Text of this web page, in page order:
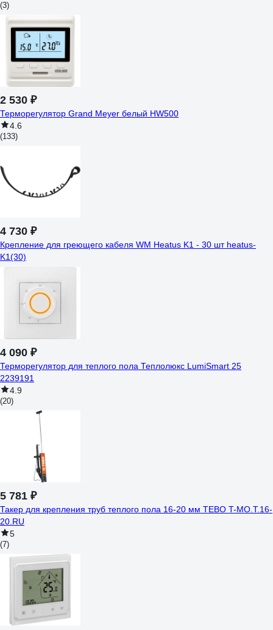
(3)
2 530 ₽
Терморегулятор Grand Meyer белый HW500
4.6
(133)
4 730 ₽
Крепление для греющего кабеля WM Heatus K1 - 30 шт heatus-
K1(30)
4 090 ₽
Терморегулятор для теплого пола Теплолюкс LumiSmart 25
2239191
4.9
(20)
5 781 ₽
Такер для крепления труб теплого пола 16-20 мм TEBO T-МО.Т.16-
20.RU
5
(7)